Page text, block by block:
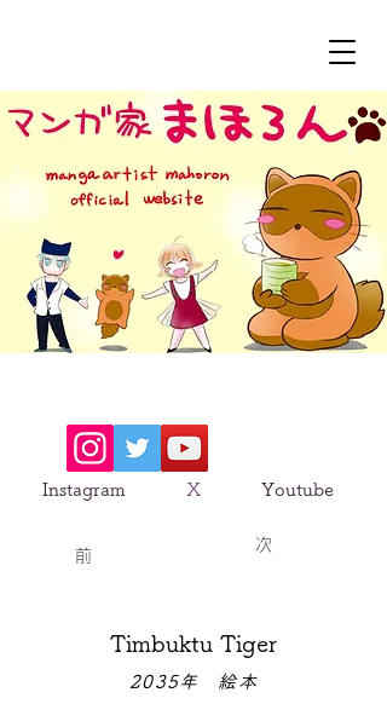
​ Instagram X Youtube
前
次
Timbuktu Tiger
2035年 絵本